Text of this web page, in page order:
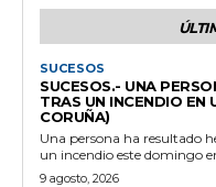
SUCESOS
SUCESOS.- UNA
TRAS UN INCENDIO EN
CORUÑA)
Una persona ha resultado
un incendio este domingo
9 agosto, 2026